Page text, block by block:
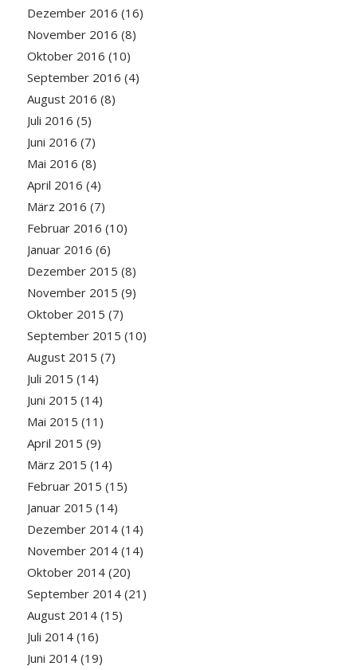
Dezember 2016 (16)
November 2016 (8)
Oktober 2016 (10)
September 2016 (4)
August 2016 (8)
Juli 2016 (5)
Juni 2016 (7)
Mai 2016 (8)
April 2016 (4)
März 2016 (7)
Februar 2016 (10)
Januar 2016 (6)
Dezember 2015 (8)
November 2015 (9)
Oktober 2015 (7)
September 2015 (10)
August 2015 (7)
Juli 2015 (14)
Juni 2015 (14)
Mai 2015 (11)
April 2015 (9)
März 2015 (14)
Februar 2015 (15)
Januar 2015 (14)
Dezember 2014(14)
November 2014(14)
Oktober 2014(20)
September 2014(21)
August 2014(15)
Juli 2014(16)
Juni 2014(19)